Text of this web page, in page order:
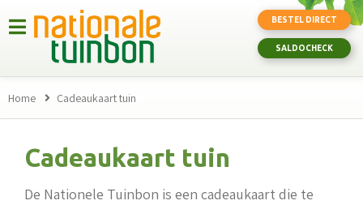
BESTEL DIRECT
SALDOCHECK
Home Cadeaukaart tuin
Cadeaukaart tuin
De Nationele Tuinbon is een cadeaukaart die te